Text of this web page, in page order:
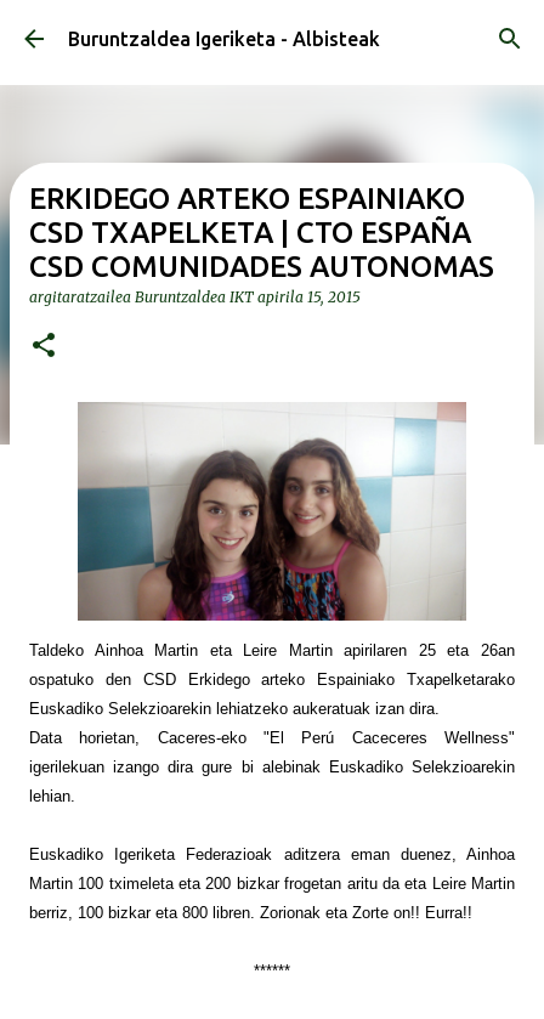
Saltatu eta joan eduki nagusira
Buruntzaldea Igeriketa - Albisteak
ERKIDEGO ARTEKO ESPAINIAKO
CSD TXAPELKETA | CTO ESPAÑA
CSD COMUNIDADES AUTONOMAS
argitaratzailea Buruntzaldea IKT apirila 15, 2015
Taldeko Ainhoa Martin eta Leire Martin apirilaren 25 eta 26an
ospatuko den CSD Erkidego arteko Espainiako Txapelketarako
Euskadiko Selekzioarekin lehiatzeko aukeratuak izan dira.
Data horietan, Caceres-eko "El Perú Caceceres Wellness"
igerilekuan izango dira gure bi alebinak Euskadiko Selekzioarekin
lehian.
Euskadiko Igeriketa Federazioak aditzera eman duenez, Ainhoa
Martin 100 tximeleta eta 200 bizkar frogetan aritu da eta Leire Martin
berriz, 100 bizkar eta 800 libren. Zorionak eta Zorte on!! Eurra!!
******